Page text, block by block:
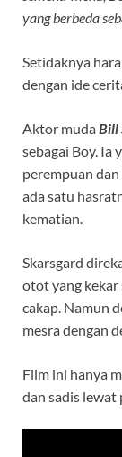
yang berbeda
Setidaknya
dengan ide
Aktor mudaBill
sebagai Boy. Ia
perempuan
ada satu
kematian.
Skarsgard
otot yang kekar
cakap. Namun
mesra dengan
Film ini hanya
dan sadis